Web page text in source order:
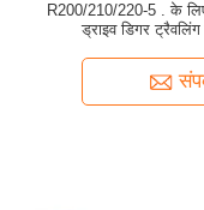
R200/210/220-5 . के
ड्राइव डिगर